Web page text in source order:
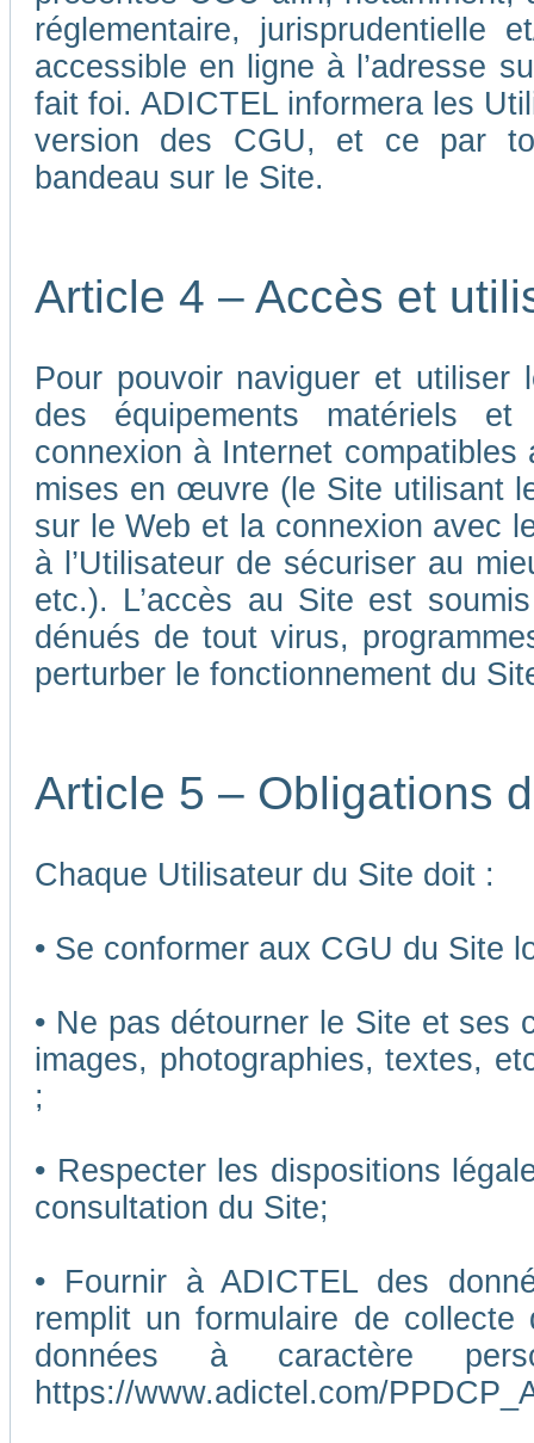
réglementaire, jurisprudentielle
accessible en ligne à l’adresse
fait foi. ADICTEL informera les
version des CGU, et ce par
bandeau sur le Site.
Article 4 – Accès et
Pour pouvoir naviguer et utiliser
des équipements matériels
connexion à Internet
mises en œuvre (le Site utilisant
sur le Web et la connexion avec
à l’Utilisateur de sécuriser au
etc.). L’accès au Site est
dénués de tout virus,
perturber le fonctionnement du
Article 5 – Obligations
Chaque Utilisateur du Site doit :
• Se conformer aux CGU du Site
• Ne pas détourner le Site et ses
images, photographies, textes,
;
• Respecter les dispositions
consultation du Site;
• Fournir à ADICTEL des
remplit un formulaire de
données à caractère
https://www.adictel.com/